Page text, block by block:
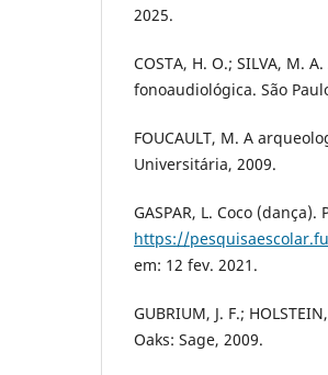
2025.
COSTA, H. O.; SILVA, M.
fonoaudiológica. São
FOUCAULT, M. A
Universitária, 2009.
GASPAR, L. Coco
https://
em: 12 fev. 2021.
GUBRIUM, J. F.;
Oaks: Sage, 2009.